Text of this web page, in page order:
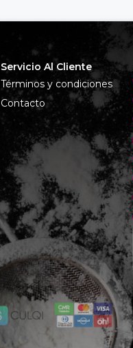
Servicio Al Cliente
Términos y condiciones
Contacto